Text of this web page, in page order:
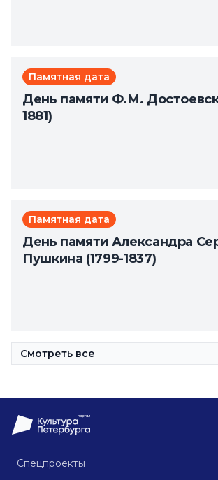
Памятная дата
День памяти Ф.М.
1881)
Памятная дата
День памяти Александра
Пушкина (1799-1837)
Смотреть все
Спецпроекты